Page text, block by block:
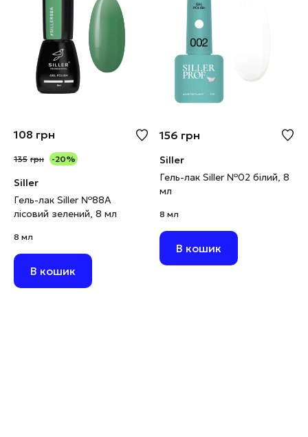
108 грн
135 грн -20%
Siller
Гель-лак Siller №88А
лісовий зелений, 8 мл
8 мл
В кошик
156 грн
Siller
Гель-лак Siller №02 білий, 8
мл
8 мл
В кошик